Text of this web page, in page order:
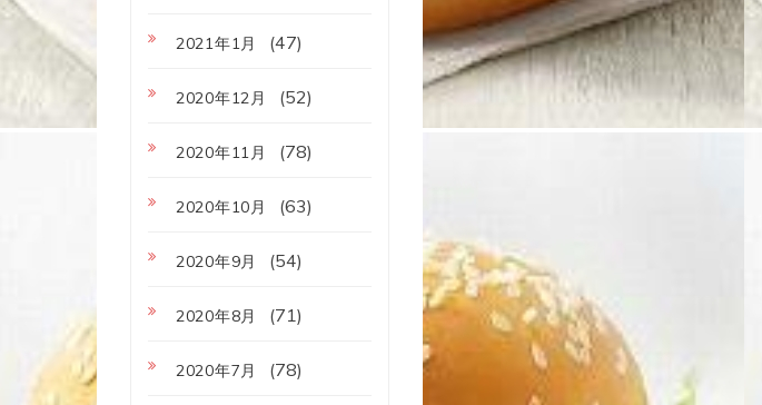
2021年1月 (47)
2020年12月 (52)
2020年11月 (78)
2020年10月 (63)
2020年9月 (54)
2020年8月 (71)
2020年7月 (78)